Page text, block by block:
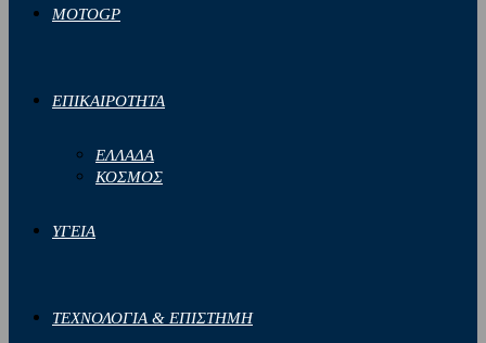
MOTOGP
ΕΠΙΚΑΙΡΟΤΗΤΑ
ΕΛΛΑΔΑ
ΚΟΣΜΟΣ
ΥΓΕΙΑ
ΤΕΧΝΟΛΟΓΙΑ & ΕΠΙΣΤΗΜΗ